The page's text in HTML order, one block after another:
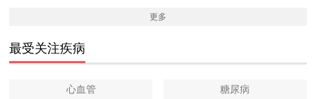
更多
最受关注疾病
心血管 糖尿病